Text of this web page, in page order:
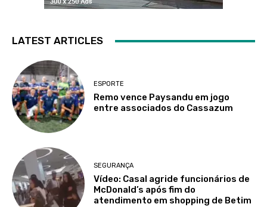
LATEST ARTICLES
ESPORTE
Remo vence Paysandu em jogo
entre associados do Cassazum
SEGURANÇA
Vídeo: Casal agride funcionários de
McDonald’s após fim do
atendimento em shopping de Betim